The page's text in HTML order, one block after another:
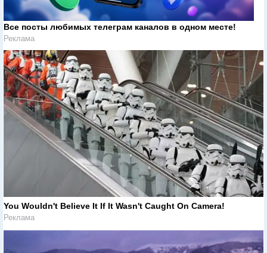
Все посты любимых телеграм каналов в одном месте!
Реклама
You Wouldn't Believe It If It Wasn't Caught On Camera!
Реклама